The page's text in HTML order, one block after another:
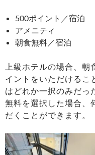
500ポイント／宿泊
アメニティ
朝食無料／宿泊
上級ホテルの場合、朝
イントをいただける
はどれか一択のみだっ
無料を選択した場合、
だくことができます。